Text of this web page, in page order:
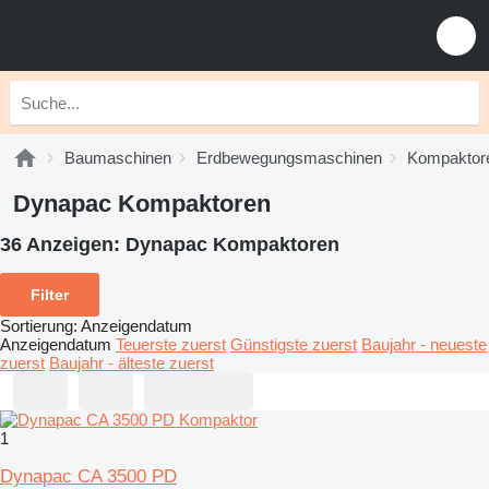
Baumaschinen Erdbewegungsmaschinen
Dynapac Kompaktoren
36 Anzeigen: Dynapac Kompaktoren
Filter
Sortierung: Anzeigendatum
Anzeigendatum Teuerste zuerst Günstigste zuerst Baujahr - neueste
zuerst Baujahr - älteste zuerst
1
Dynapac CA 3500 PD